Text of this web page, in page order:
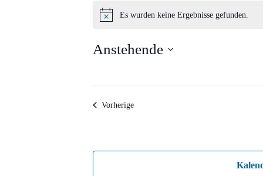
Veranstaltungen
Hinweis
Es wurden keine Ergebnisse gefunden.
Anstehende
VorherigeVeranstaltungen